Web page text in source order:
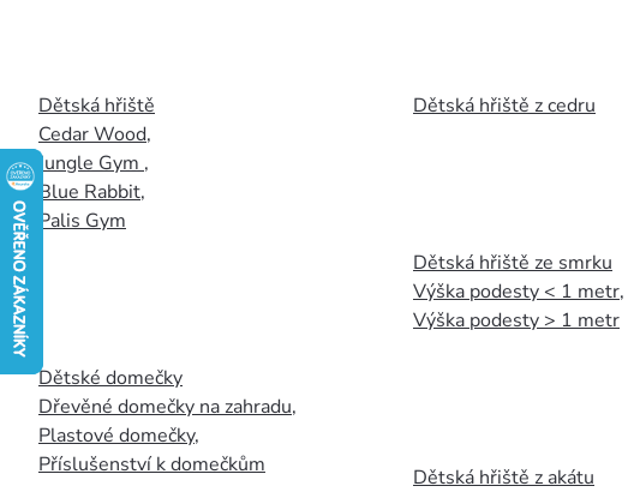
Dětská hřiště
Cedar Wood,
Jungle Gym ,
Blue Rabbit,
Palis Gym
Dětské domečky
Dřevěné domečky na zahradu,
Plastové domečky,
Příslušenství k domečkům
Dětská hřiště z cedru
Dětská hřiště ze smrku
Výška podesty < 1 metr,
Výška podesty > 1 metr
Dětská hřiště z akátu